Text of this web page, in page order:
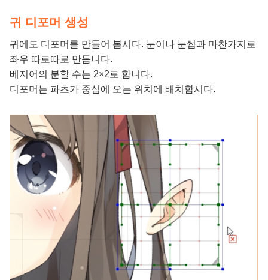
귀 디포머 생성
귀에도 디포머를 만들어 봅시다. 눈이나 눈썹과 마찬가지로
좌우 따로따로 만듭니다.
베지어의 분할 수는 2×2로 합니다.
디포머는 파츠가 중심에 오는 위치에 배치합시다.